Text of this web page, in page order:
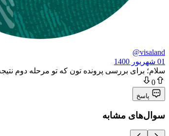
@visaland
01 شهریور 1400
سلام؛ برای بررسی پرونده تون که تو مرحله دوم نتیجه بهتری
0
پاسخ
سوال‌های مشابه